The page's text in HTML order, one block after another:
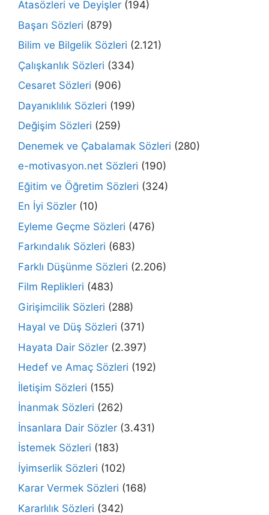
Atasözleri ve Deyişler (194)
Başarı Sözleri (879)
Bilim ve Bilgelik Sözleri (2.121)
Çalışkanlık Sözleri (334)
Cesaret Sözleri (906)
Dayanıklılık Sözleri (199)
Değişim Sözleri (259)
Denemek ve Çabalamak Sözleri (280)
e-motivasyon.net Sözleri (190)
Eğitim ve Öğretim Sözleri (324)
En İyi Sözler (10)
Eyleme Geçme Sözleri (476)
Farkındalık Sözleri (683)
Farklı Düşünme Sözleri (2.206)
Film Replikleri (483)
Girişimcilik Sözleri (288)
Hayal ve Düş Sözleri (371)
Hayata Dair Sözler (2.397)
Hedef ve Amaç Sözleri (192)
İletişim Sözleri (155)
İnanmak Sözleri (262)
İnsanlara Dair Sözler (3.431)
İstemek Sözleri (183)
İyimserlik Sözleri (102)
Karar Vermek Sözleri (168)
Kararlılık Sözleri (342)